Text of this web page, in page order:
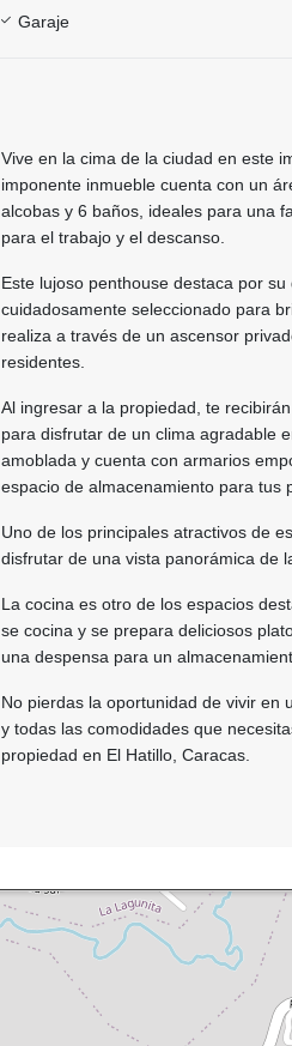
Garaje
Vive en la cima de la ciudad en este
imponente inmueble cuenta con un
alcobas y 6 baños, ideales para una
para el trabajo y el descanso.
Este lujoso penthouse destaca por
cuidadosamente seleccionado para
realiza a través de un ascensor
residentes.
Al ingresar a la propiedad, te
para disfrutar de un clima agradable
amoblada y cuenta con armarios
espacio de almacenamiento para tus
Uno de los principales atractivos de
disfrutar de una vista panorámica de
La cocina es otro de los espacios
se cocina y se prepara deliciosos
una despensa para un
No pierdas la oportunidad de vivir en
y todas las comodidades que
propiedad en El Hatillo, Caracas.